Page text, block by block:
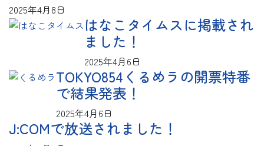
2025年4月8日
はなこタイムスに掲載され
ました！
2025年4月6日
TOKYO854くるめラの開票特番
で結果発表！
2025年4月6日
J:COMで放送されました！